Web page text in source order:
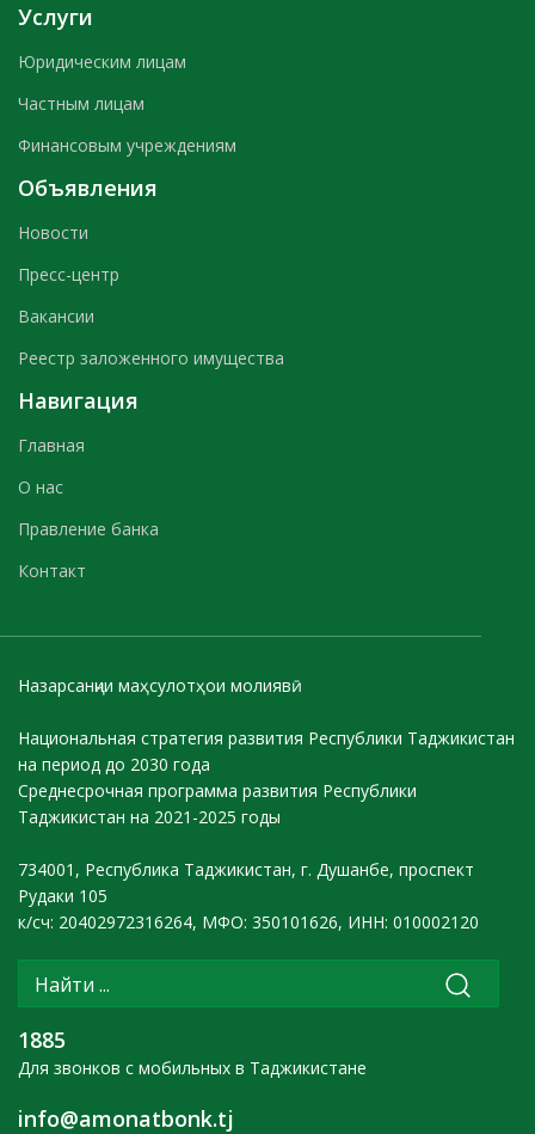
Услуги
Юридическим лицам
Частным лицам
Финансовым учреждениям
Объявления
Новости
Пресс-центр
Вакансии
Реестр заложенного имущества
Навигация
Главная
О нас
Правление банка
Контакт
Назарсанҷии маҳсулотҳои молиявӣ
Национальная стратегия развития Республики Таджикистан
на период до 2030 года
Среднесрочная программа развития Республики
Таджикистан на 2021-2025 годы
734001, Республика Таджикистан, г. Душанбе, проспект
Рудаки 105
к/сч: 20402972316264, МФО: 350101626, ИНН: 010002120
1885
Для звонков с мобильных в Таджикистане
info@amonatbonk.tj